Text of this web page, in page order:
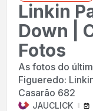
Linkin
Down |
Fotos
As fotos do
Figueredo:
Casarão 682
JAUCLICK